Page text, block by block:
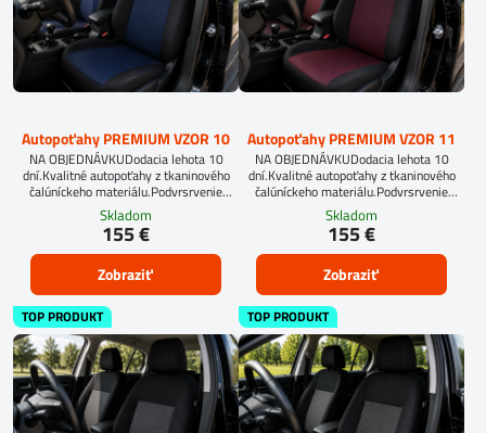
Autopoťahy PREMIUM VZOR 10
NA OBJEDNÁVKUDodacia lehota 10
dní.Kvalitné autopoťahy z tkaninového
čalúníckeho materiálu.Podvrsrvenie
molitan 5 mm.
Skladom
155 €
Zobraziť
Autopoťahy PREMIUM VZOR 11
NA OBJEDNÁVKUDodacia lehota 10
dní.Kvalitné autopoťahy z tkaninového
čalúníckeho materiálu.Podvrsrvenie
molitan 5 mm.
Skladom
155 €
Zobraziť
TOP PRODUKT TOP PRODUKT